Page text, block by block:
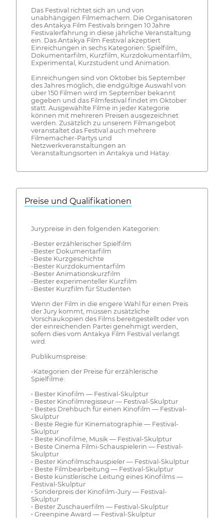
Das Festival richtet sich an und von
unabhängigen Filmemachern. Die Organisatoren
des Antakya Film Festivals bringen 10 Jahre
Festivalerfahrung in diese jährliche Veranstaltung
ein. Das Antakya Film Festival akzeptiert
Einreichungen in sechs Kategorien: Spielfilm,
Dokumentarfilm, Kurzfilm, Kurzdokumentarfilm,
Experimental, Kurzstudent und Animation.
Einreichungen sind von Oktober bis September
des Jahres möglich, die endgültige Auswahl von
über 150 Filmen wird im September bekannt
gegeben und das Filmfestival findet im Oktober
statt. Ausgewählte Filme in jeder Kategorie
können mit mehreren Preisen ausgezeichnet
werden. Zusätzlich zu unserem Filmangebot
veranstaltet das Festival auch mehrere
Filmemacher-Partys und
Netzwerkveranstaltungen an
Veranstaltungsorten in Antakya und Hatay.
Preise und Qualifikationen
Jurypreise in den folgenden Kategorien:
-Bester erzählerischer Spielfilm
-Bester Dokumentarfilm
-Beste Kurzgeschichte
-Bester Kurzdokumentarfilm
-Bester Animationskurzfilm
-Bester experimenteller Kurzfilm
-Bester Kurzfilm für Studenten
Wenn der Film in die engere Wahl für einen Preis
der Jury kommt, müssen zusätzliche
Vorschaukopien des Films bereitgestellt oder von
der einreichenden Partei genehmigt werden,
sofern dies vom Antakya Film Festival verlangt
wird.
Publikumspreise:
-Kategorien der Preise für erzählerische
Spielfilme:
• Bester Kinofilm — Festival-Skulptur
• Bester Kinofilmregisseur — Festival-Skulptur
• Bestes Drehbuch für einen Kinofilm — Festival-
Skulptur
• Beste Regie für Kinematographie — Festival-
Skulptur
• Beste Kinofilme, Musik — Festival-Skulptur
• Beste Cinema Filmi-Schauspielerin — Festival-
Skulptur
• Bester Kinofilmschauspieler — Festival-Skulptur
• Beste Filmbearbeitung — Festival-Skulptur
• Beste künstlerische Leitung eines Kinofilms —
Festival-Skulptur
• Sonderpreis der Kinofilm-Jury — Festival-
Skulptur
• Bester Zuschauerfilm — Festival-Skulptur
• Greenpine Award — Festival-Skulptur